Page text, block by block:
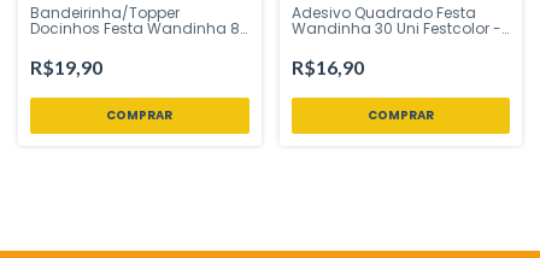
Bandeirinha/Topper
Docinhos Festa Wandinha 8
Festa Loja
R$19,90
Adesivo Quadrado Festa
Wandinha 30 Uni Festcolor -
R$16,90